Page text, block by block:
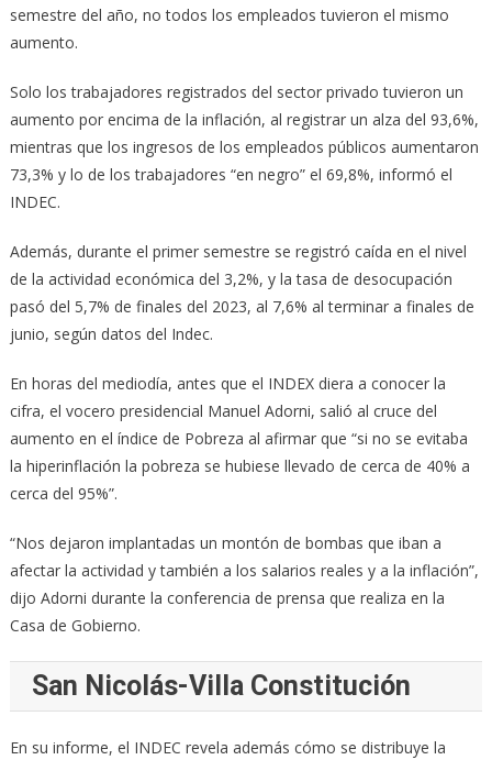
semestre del año, no todos los empleados tuvieron el mismo
aumento.
Solo los trabajadores registrados del sector privado tuvieron un
aumento por encima de la inflación, al registrar un alza del 93,6%,
mientras que los ingresos de los empleados públicos aumentaron
73,3% y lo de los trabajadores “en negro” el 69,8%, informó el
INDEC.
Además, durante el primer semestre se registró caída en el nivel
de la actividad económica del 3,2%, y la tasa de desocupación
pasó del 5,7% de finales del 2023, al 7,6% al terminar a finales de
junio, según datos del Indec.
En horas del mediodía, antes que el INDEX diera a conocer la
cifra, el vocero presidencial Manuel Adorni, salió al cruce del
aumento en el índice de Pobreza al afirmar que “si no se evitaba
la hiperinflación la pobreza se hubiese llevado de cerca de 40% a
cerca del 95%”.
“Nos dejaron implantadas un montón de bombas que iban a
afectar la actividad y también a los salarios reales y a la inflación”,
dijo Adorni durante la conferencia de prensa que realiza en la
Casa de Gobierno.
San Nicolás-Villa Constitución
En su informe, el INDEC revela además cómo se distribuye la